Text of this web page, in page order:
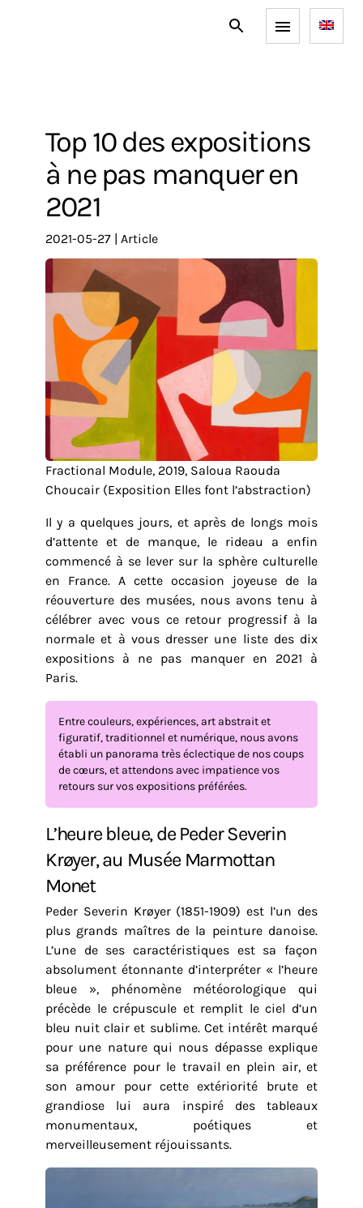
Top 10 des expositions
à ne pas manquer en
2021
2021-05-27 | article
Fractional Module, 2019, Saloua Raouda
Choucair (Exposition Elles font l’abstraction)
Il y a quelques jours, et après de longs mois
d’attente et de manque, le rideau a enfin
commencé à se lever sur la sphère culturelle
en France. A cette occasion joyeuse de la
réouverture des musées, nous avons tenu à
célébrer avec vous ce retour progressif à la
normale et à vous dresser une liste des dix
expositions à ne pas manquer en 2021 à
Paris.
Entre couleurs, expériences, art abstrait et
figuratif, traditionnel et numérique, nous avons
établi un panorama très éclectique de nos coups
de cœurs, et attendons avec impatience vos
retours sur vos expositions préférées.
L’heure bleue, de Peder Severin
Krøyer, au Musée Marmottan
Monet
Peder Severin Krøyer (1851-1909) est l’un des
plus grands maîtres de la peinture danoise.
L’une de ses caractéristiques est sa façon
absolument étonnante d’interpréter « l’heure
bleue », phénomène météorologique qui
précède le crépuscule et remplit le ciel d’un
bleu nuit clair et sublime. Cet intérêt marqué
pour une nature qui nous dépasse explique
sa préférence pour le travail en plein air, et
son amour pour cette extériorité brute et
grandiose lui aura inspiré des tableaux
monumentaux, poétiques et
merveilleusement réjouissants.